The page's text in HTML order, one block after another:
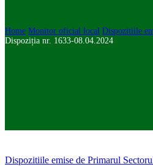
Home Monitor oficial local Dispozitiile
Dispoziția nr. 1633-08.04.2024
Dispozitiile emise de Primarul